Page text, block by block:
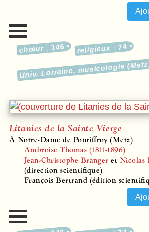
chœur 146 religieux 74
Univ. Lorraine, musicologie
Litanies de la Sainte Vierge
À Notre-Dame de Pontiffroy (Metz)
Ambroise Thomas (1811-1896)
Jean-Christophe Branger et Nicolas
(direction scientifique)
François Bertrand (édition